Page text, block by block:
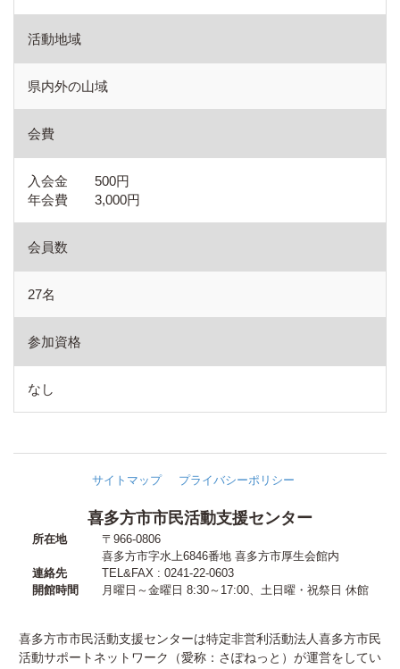
活動地域
県内外の山域
会費
入会金 500円
年会費 3,000円
会員数
27名
参加資格
なし
喜多方市市民活動支援センター
所在地
〒966-0806
喜多方市字水上6846番地 喜多方市厚生会館内
連絡先
TEL&FAX : 0241-22-0603
開館時間
月曜日～金曜日 8:30～17:00、 土日曜・祝祭日 休館
サイトマップ プライバシーポリシー
喜多方市市民活動支援センターは特定非営利活動法人喜多方市民
活動サポートネットワーク（愛称：さぽねっと）が運営をしてい